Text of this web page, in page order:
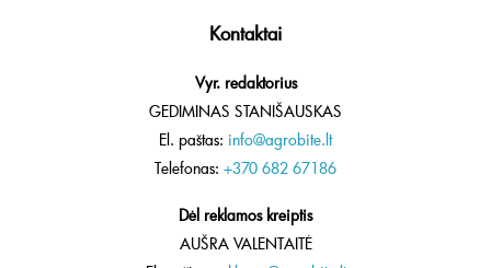
Kontaktai
Vyr. redaktorius
GEDIMINAS STANIŠAUSKAS
El. paštas: info@agrobite.lt
Telefonas: +370 682 67186
Dėl reklamos kreiptis
AUŠRA VALENTAITĖ